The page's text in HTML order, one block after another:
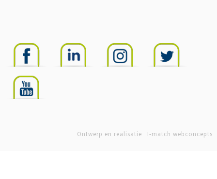
Ontwerp en realisatie I-match webconcepts